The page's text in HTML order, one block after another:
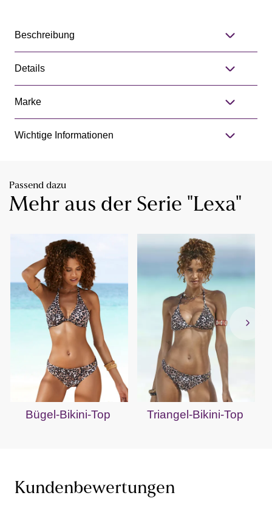
Beschreibung
Details
Marke
Wichtige Informationen
Passend dazu
Mehr aus der Serie "Lexa"
Bügel-Bikini-Top Triangel-Bikini-Top
Kundenbewertungen